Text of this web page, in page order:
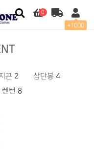
0
+1000
끈 2 삼단봉 4
렌턴 8